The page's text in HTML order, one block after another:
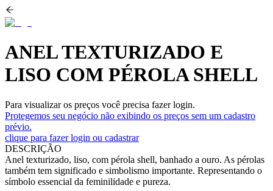
ANEL TEXTURIZADO E
LISO COM PÉROLA SHELL
Para visualizar os preços você precisa fazer login.
Protegemos seu negócio não exibindo os preços sem um cadastro
prévio.
clique para fazer login ou cadastrar
DESCRIÇÃO
Anel texturizado, liso, com pérola shell, banhado a ouro. As pérolas
também tem significado e simbolismo importante. Representando o
símbolo essencial da feminilidade e pureza.